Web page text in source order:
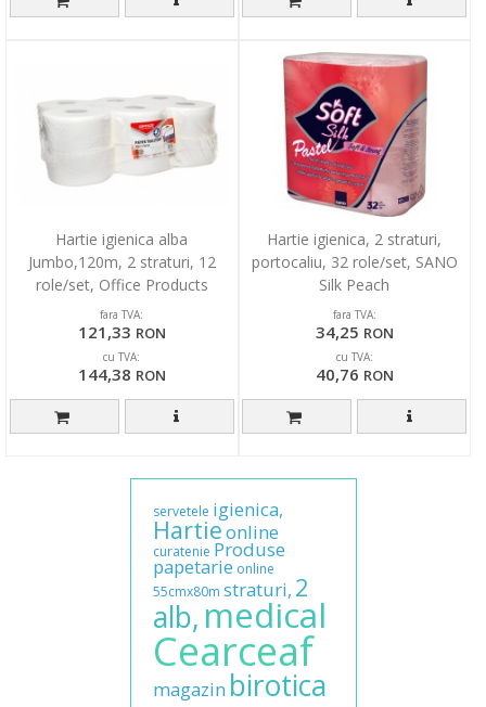
Hartie igienica alba
Jumbo,120m, 2 straturi, 12
role/set, Office Products
fara TVA:
121,33 RON
cu TVA:
144,38 RON
Hartie igienica, 2 straturi,
portocaliu, 32 role/set, SANO
Silk Peach
fara TVA:
34,25 RON
cu TVA:
40,76 RON
servetele igienica,
Hartieonline
curatenie Produse
papetarie online
55cmx80m straturi, 2
alb, medical
Cearceaf
magazin birotica